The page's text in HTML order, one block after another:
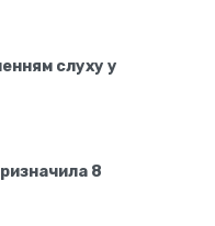
слуху у
8